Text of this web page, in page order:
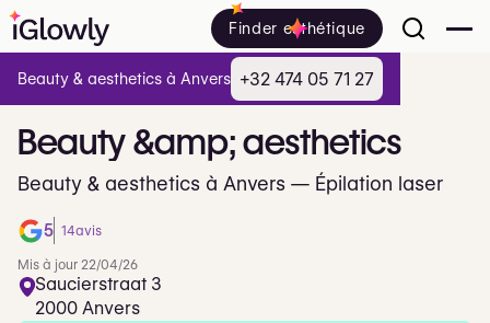
Finder esthétique
Beauty&amp;aesthetics
Beauty & aesthetics à Anvers — Épilation laser
5 14avis
Mis à jour 22/04/26
Saucierstraat 3
2000 Anvers
Beauty & aesthetics à Anvers +32 474 05 71 27